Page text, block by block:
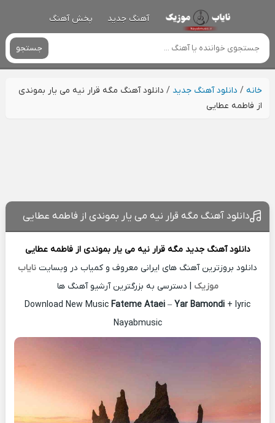
آهنگ جدید پخش آهنگ
جستجو
خانه/ دانلود آهنگ جدید / دانلود آهنگ مگه قرار نیه می یار بموندی
از فاطمه عطایی
دانلود آهنگ مگه قرار نیه می یار بموندی از فاطمه عطایی
دانلود آهنگ جدید مگه قرار نیه می یار بموندی ازفاطمه عطایی
دانلود بروزترین آهنگ های ایرانی معروف و کمیاب در وبسایت نایاب
موزیک | دسترسی به بزرگترین آرشیو آهنگ ها
Download New Music Fateme Ataei – Yar Bamondi + lyric
Nayabmusic